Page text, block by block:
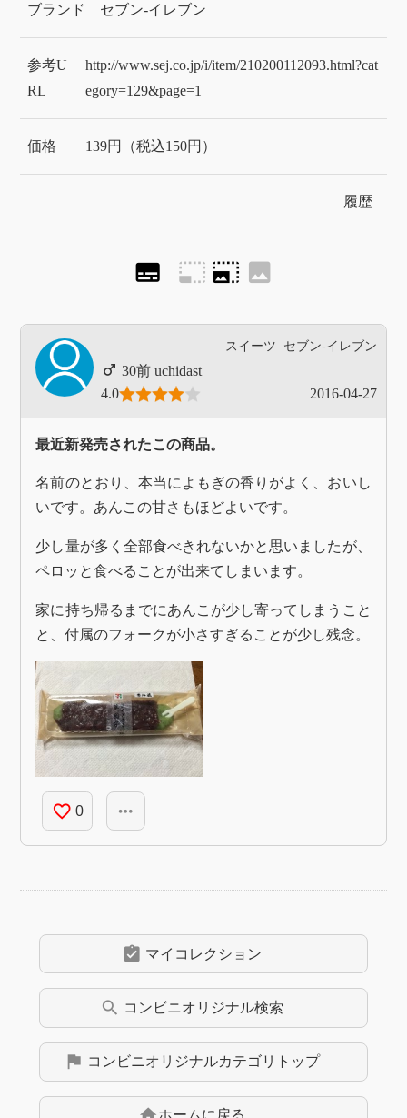
ブランド セブン-イレブン
参考U
RL
http://www.sej.co.jp/i/item/210200112093.html?cat
egory=129&page=1
価格 139円（税込150円）
履歴
subtitles photo_size_select_small photo_size_select_large image
スイーツ セブン-イレブン
uchidast
4.0
2016-04-27
最近新発売されたこの商品。
名前のとおり、本当によもぎの香りがよく、おいし
いです。あんこの甘さもほどよいです。
少し量が多く全部食べきれないかと思いましたが、
ペロッと食べることが出来てしまいます。
家に持ち帰るまでにあんこが少し寄ってしまうこと
と、付属のフォークが小さすぎることが少し残念。
favorite_border 0 more_horiz
assignment_turned_in マイコレクション
search コンビニオリジナル検索
flag コンビニオリジナルカテゴリトップ